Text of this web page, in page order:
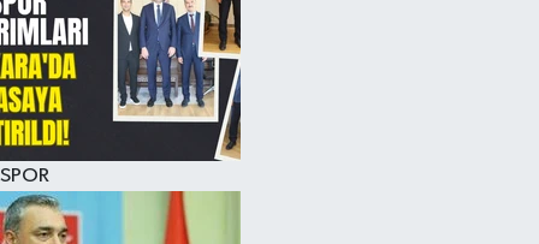
SPOR